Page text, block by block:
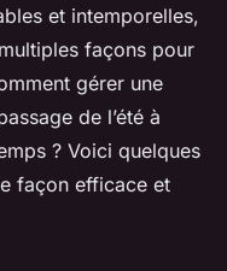
et intemporelles,
façons pour
gérer une
de l’été à
? Voici quelques
façon efficace et